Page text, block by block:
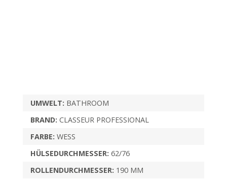
UMWELT: BATHROOM
BRAND: CLASSEUR PROFESSIONAL
FARBE: WESS
HÜLSEDURCHMESSER: 62/76
ROLLENDURCHMESSER: 190 MM